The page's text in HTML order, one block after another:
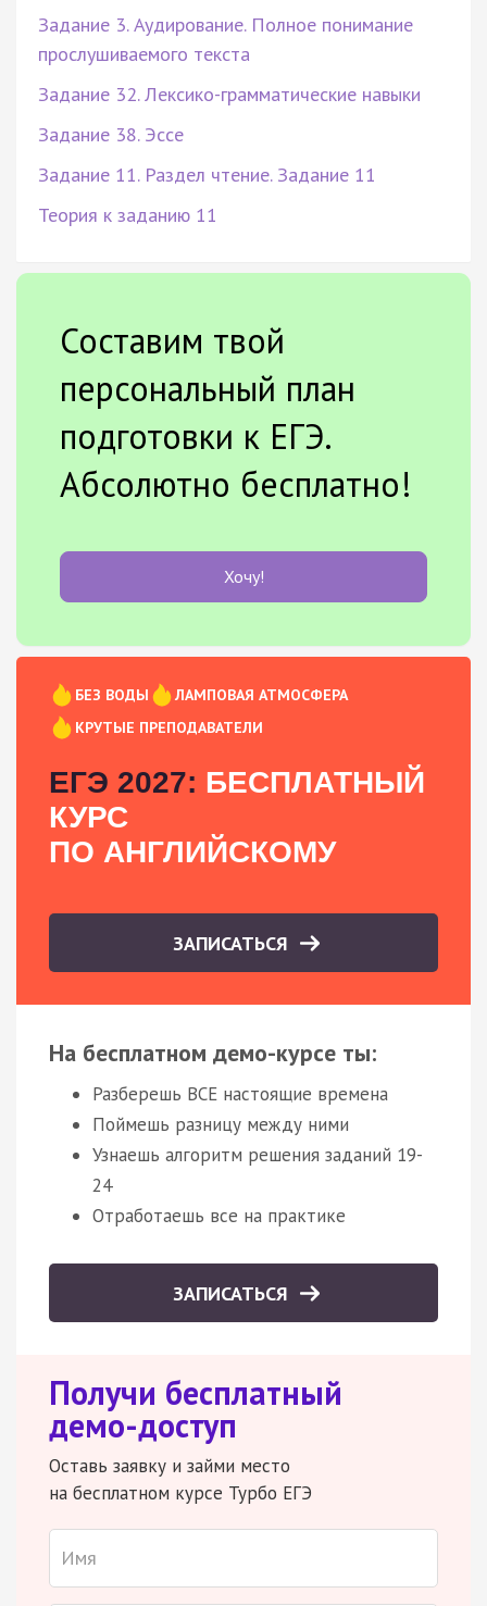
Задание 3. Аудирование. Полное понимание
прослушиваемого текста
Задание 32. Лексико-грамматические навыки
Задание 38. Эссе
Задание 11. Раздел чтение. Задание 11
Теория к заданию 11
Составим твой
персональный план
подготовки к ЕГЭ.
Абсолютно бесплатно!
Хочу!
БЕЗ ВОДЫ
ЛАМПОВАЯ АТМОСФЕРА
КРУТЫЕ ПРЕПОДАВАТЕЛИ
ЕГЭ 2027: БЕСПЛАТНЫЙ
КУРС
ПО АНГЛИЙСКОМУ
ЗАПИСАТЬСЯ
На бесплатном демо-курсе ты:
Разберешь ВСЕ настоящие времена
Поймешь разницу между ними
Узнаешь алгоритм решения заданий 19-
24
Отработаешь все на практике
ЗАПИСАТЬСЯ
Получи бесплатный
демо-доступ
Оставь заявку и займи место
на бесплатном курсе Турбо ЕГЭ